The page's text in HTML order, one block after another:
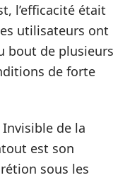
l’efficacité était
utilisateurs ont
bout de plusieurs
de forte
de la
est son
sous les